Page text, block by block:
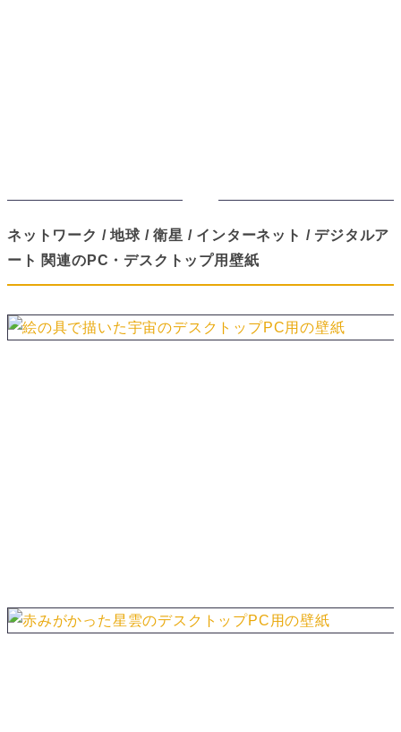
ネットワーク / 地球 / 衛星 / インターネット / デジタルア
ート 関連のPC・デスクトップ用壁紙